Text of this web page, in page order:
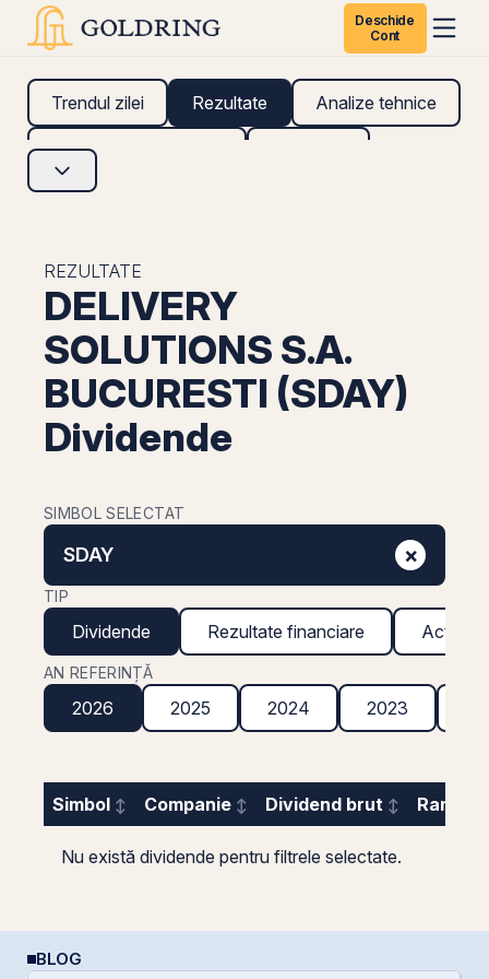
Deschide
Cont
Trendul zilei Rezultate Analize tehnice
Analize fundamentale
REZULTATE
DELIVERY
SOLUTIONS S.A.
BUCURESTI (SDAY)
Dividende
SIMBOL SELECTAT
SDAY ×
TIP
Dividende Rezultate financiare Acțiuni
AN REFERINȚĂ
2026 2025 2024 2023
Simbol Companie Dividend brut
Nu există dividende pentru filtrele selectate.
BLOG